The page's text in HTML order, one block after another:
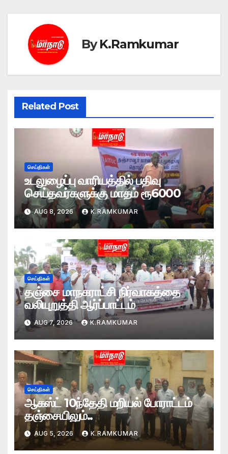
ByK.Ramkumar
Related Post
செய்திகள்
உடலுழைப்பு வாரியத்தில் பதிவு
செய்தவர்களுக்கு மாதம் ரூ6000
AUG 8, 2026 K.RAMKUMAR
செய்திகள்
தஞ்சை மாநகராட்சி நிர்வாகத்தை
வலியுறுத்தி ஆர்ப்பாட்டம்
AUG 7, 2026 K.RAMKUMAR
செய்திகள்
ஆகஸ்ட் 10ந்தேதி மறியல் போராட்டம்
தஞ்சையிலும்..
AUG 5, 2026 K.RAMKUMAR